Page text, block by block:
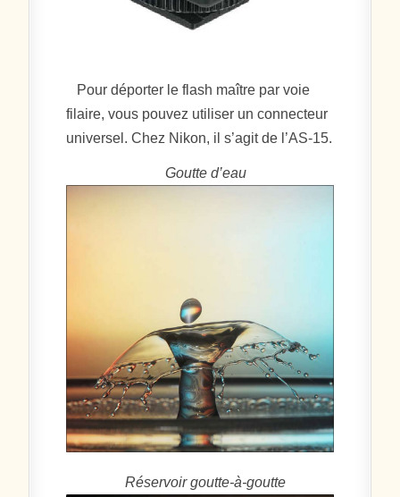
Pour déporter le flash maître par voie
filaire, vous pouvez utiliser un connecteur
universel. Chez Nikon, il s’agit de l’AS-15.
Goutte d’eau
Réservoir goutte-à-goutte